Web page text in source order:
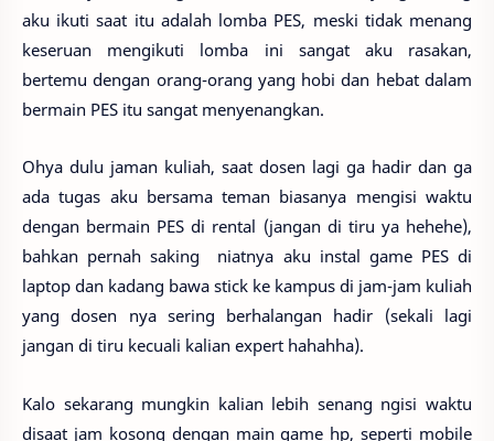
aku ikuti saat itu adalah lomba PES, meski tidak menang
keseruan mengikuti lomba ini sangat aku rasakan,
bertemu dengan orang-orang yang hobi dan hebat dalam
bermain PES itu sangat menyenangkan.
Ohya dulu jaman kuliah, saat dosen lagi ga hadir dan ga
ada tugas aku bersama teman biasanya mengisi waktu
dengan bermain PES di rental (jangan di tiru ya hehehe),
bahkan pernah saking niatnya aku instal game PES di
laptop dan kadang bawa stick ke kampus di jam-jam kuliah
yang dosen nya sering berhalangan hadir (sekali lagi
jangan di tiru kecuali kalian expert hahahha).
Kalo sekarang mungkin kalian lebih senang ngisi waktu
disaat jam kosong dengan main game hp, seperti mobile